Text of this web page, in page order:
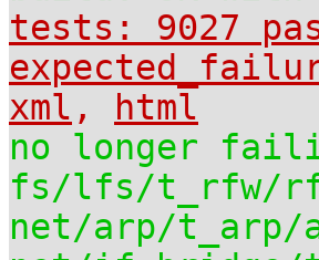
tests: 9027
xml ,
html
no longer
fs/lfs/t_rfw/
net/arp/t_arp/